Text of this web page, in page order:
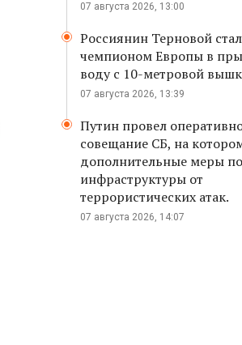
07 августа 2026, 13:00
Россиянин Терновой стал
чемпионом Европы в
воду с 10-метровой
07 августа 2026, 13:39
Путин провел
совещание СБ, на
дополнительные меры
инфраструктуры от
террористических атак.
07 августа 2026, 14:07